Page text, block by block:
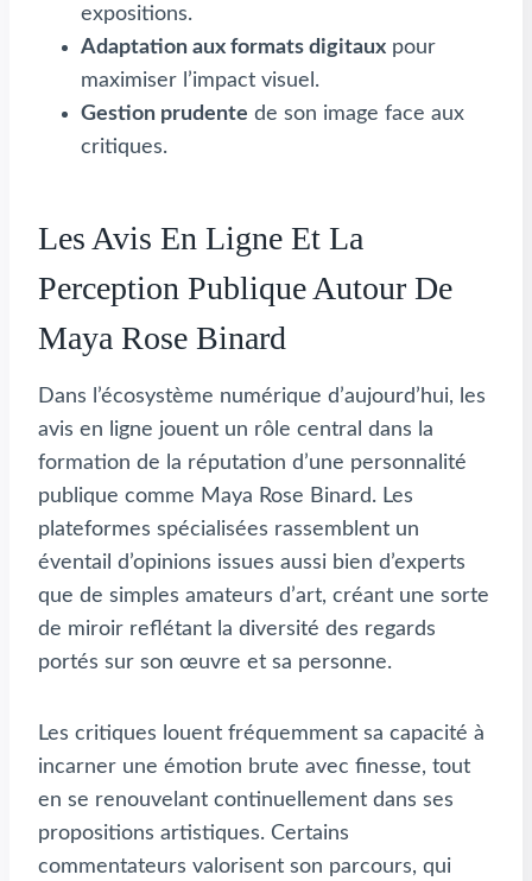
expositions.
Adaptation aux formats digitaux pour
maximiser l’impact visuel.
Gestion prudente de son image face aux
critiques.
Les Avis En Ligne Et La
Perception Publique Autour De
Maya Rose Binard
Dans l’écosystème numérique d’aujourd’hui, les
avis en ligne jouent un rôle central dans la
formation de la réputation d’une personnalité
publique comme Maya Rose Binard. Les
plateformes spécialisées rassemblent un
éventail d’opinions issues aussi bien d’experts
que de simples amateurs d’art, créant une sorte
de miroir reflétant la diversité des regards
portés sur son œuvre et sa personne.
Les critiques louent fréquemment sa capacité à
incarner une émotion brute avec finesse, tout
en se renouvelant continuellement dans ses
propositions artistiques. Certains
commentateurs valorisent son parcours, qui